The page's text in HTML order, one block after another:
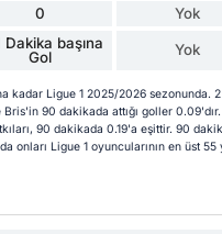
0 Yok
Dakika başına
Gol
Yok
kadar Ligue 1 2025/2026 sezonunda. 2
90 dakikada attığı goller
90 dakikada 0.19'a eşittir. 90
onları Ligue 1 oyuncularının en üst